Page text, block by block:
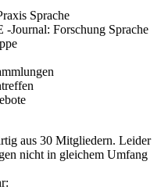
Sprache
-Journal: Forschung Sprache
aus 30 Mitgliedern. Leider
nicht in gleichem Umfang